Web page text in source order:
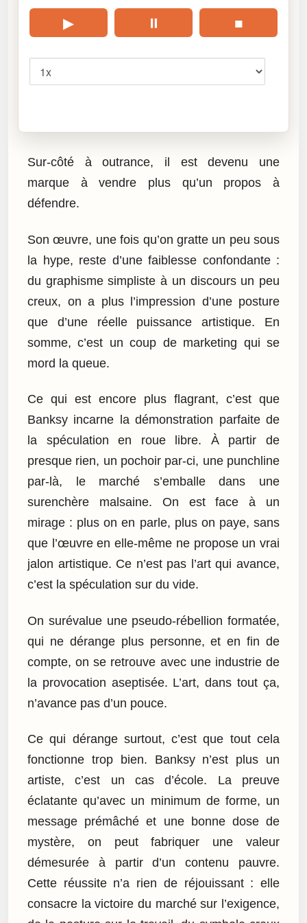
▶ ⏸ ■
Sur-côté à outrance, il est devenu une
marque à vendre plus qu’un propos à
défendre.
Son œuvre, une fois qu’on gratte un peu sous
la hype, reste d’une faiblesse confondante :
du graphisme simpliste à un discours un peu
creux, on a plus l’impression d’une posture
que d’une réelle puissance artistique. En
somme, c’est un coup de marketing qui se
mord la queue.
Ce qui est encore plus flagrant, c’est que
Banksy incarne la démonstration parfaite de
la spéculation en roue libre. À partir de
presque rien, un pochoir par-ci, une punchline
par-là, le marché s’emballe dans une
surenchère malsaine. On est face à un
mirage : plus on en parle, plus on paye, sans
que l’œuvre en elle-même ne propose un vrai
jalon artistique. Ce n’est pas l’art qui avance,
c’est la spéculation sur du vide.
On surévalue une pseudo-rébellion formatée,
qui ne dérange plus personne, et en fin de
compte, on se retrouve avec une industrie de
la provocation aseptisée. L’art, dans tout ça,
n’avance pas d’un pouce.
Ce qui dérange surtout, c’est que tout cela
fonctionne trop bien. Banksy n’est plus un
artiste, c’est un cas d’école. La preuve
éclatante qu’avec un minimum de forme, un
message prémâché et une bonne dose de
mystère, on peut fabriquer une valeur
démesurée à partir d’un contenu pauvre.
Cette réussite n’a rien de réjouissant : elle
consacre la victoire du marché sur l’exigence,